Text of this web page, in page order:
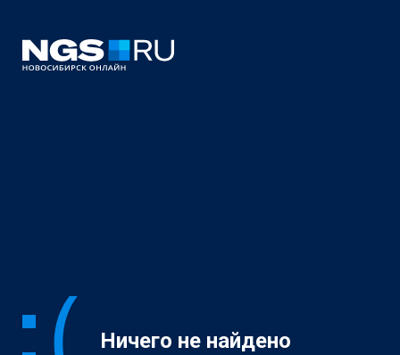
Ничего не найдено